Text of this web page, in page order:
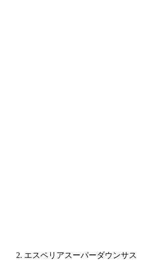
エスペリアスーパーダウンサス